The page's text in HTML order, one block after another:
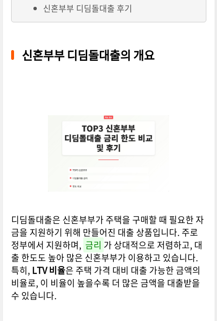
신혼부부 디딤돌대출 후기
신혼부부 디딤돌대출의 개요
디딤돌대출은 신혼부부가 주택을 구매할 때 필요한 자
금을 지원하기 위해 만들어진 대출 상품입니다. 주로
정부에서 지원하며, 금리 가 상대적으로 저렴하고, 대
출 한도도 높아 많은 신혼부부가 이용하고 있습니다.
특히, LTV 비율은 주택 가격 대비 대출 가능한 금액의
비율로, 이 비율이 높을수록 더 많은 금액을 대출받을
수 있습니다.